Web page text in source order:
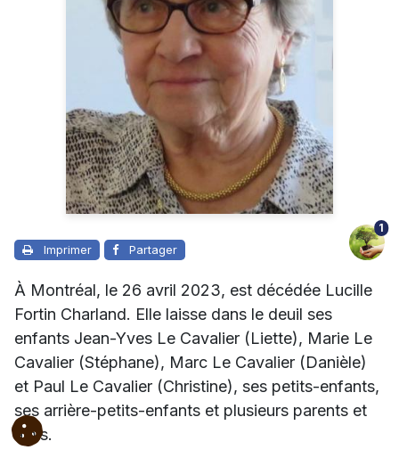
Imprimer Partager
1
À Montréal, le 26 avril 2023, est décédée Lucille
Fortin Charland. Elle laisse dans le deuil ses
enfants Jean-Yves Le Cavalier (Liette), Marie Le
Cavalier (Stéphane), Marc Le Cavalier (Danièle)
et Paul Le Cavalier (Christine), ses petits-enfants,
ses arrière-petits-enfants et plusieurs parents et
amis.